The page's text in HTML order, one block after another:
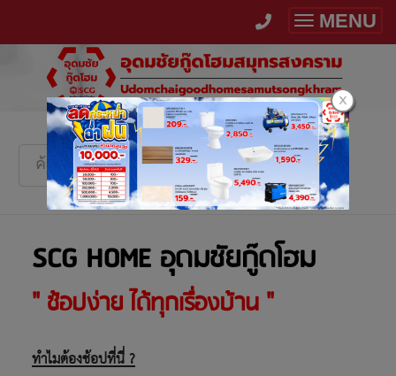
Toggle
MENU
SCG HOME อุดมชัยกู๊ดโฮม
" ช้อปง่าย ได้ทุกเรื่องบ้าน "
ทำไมต้องช้อปที่นี่ ?